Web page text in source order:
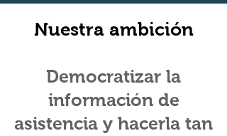
Nuestra ambición
Democratizar la
información de
asistencia y hacerla tan